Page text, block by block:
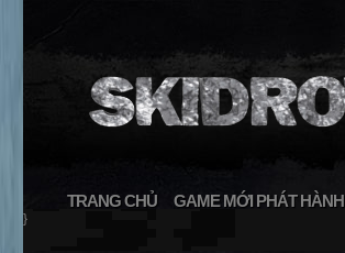
TRANG CHỦ GAME MỚI PHÁT HÀNH
}